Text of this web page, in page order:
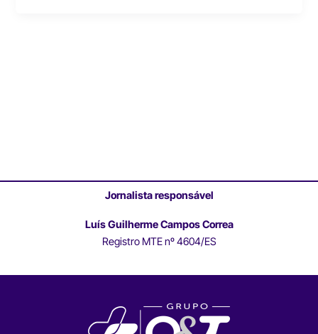
Jornalista responsável
Luís Guilherme Campos Correa
Registro MTE nº 4604/ES